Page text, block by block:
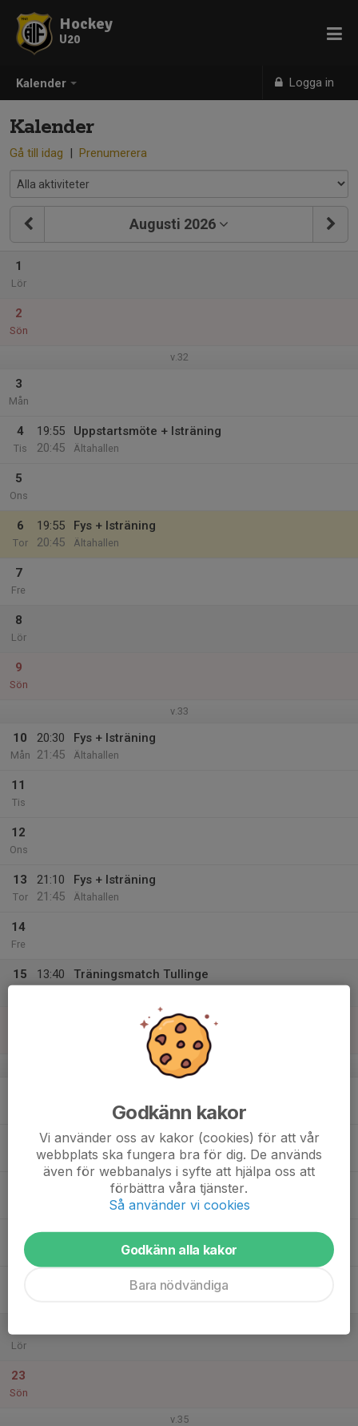
Kalender Logga in
Hockey
U20
Kalender
Gå till idag | Prenumerera
Augusti 2026
1
Lör
2
Sön
v.32
3
Mån
4
Tis
19:55
20:45
Uppstartsmöte + Isträning
Ältahallen
5
Ons
6
Tor
19:55
20:45
Fys + Isträning
Ältahallen
7
Fre
8
Lör
9
Sön
v.33
10
Mån
20:30
21:45
Fys + Isträning
Ältahallen
11
Tis
12
Ons
13
Tor
21:10
21:45
Fys + Isträning
Ältahallen
14
Fre
15
13:40
Träningsmatch Tullinge
v.34
21:00
21:50
Fys + Isträning
Ältahallen
Fys + Isträning
Ältahallen
Tor
Lör
23
Sön
v.35
Godkänn kakor
Vi använder oss av kakor (cookies) för att vår
webbplats ska fungera bra för dig. De används
även för webbanalys i syfte att hjälpa oss att
förbättra våra tjänster.
Så använder vi cookies
Godkänn alla kakor
Bara nödvändiga